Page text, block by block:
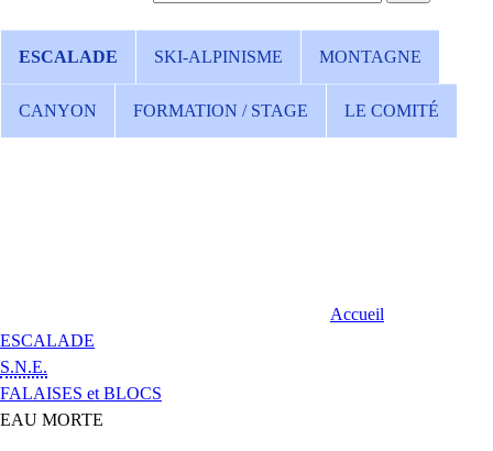
ESCALADE SKI-ALPINISME MONTAGNE
CANYON FORMATION / STAGE LE COMITÉ
Accueil
ESCALADE
S.N.E.
FALAISES et BLOCS
EAU MORTE